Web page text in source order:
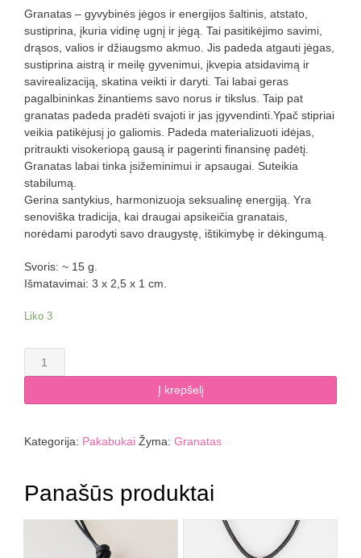
Granatas – gyvybinės jėgos ir energijos šaltinis, atstato,
sustiprina, įkuria vidinę ugnį ir jėgą. Tai pasitikėjimo savimi,
drąsos, valios ir džiaugsmo akmuo. Jis padeda atgauti jėgas,
sustiprina aistrą ir meilę gyvenimui, įkvepia atsidavimą ir
savirealizaciją, skatina veikti ir daryti. Tai labai geras
pagalbininkas žinantiems savo norus ir tikslus. Taip pat
granatas padeda pradėti svajoti ir jas įgyvendinti.Ypač stipriai
veikia patikėjusį jo galiomis. Padeda materializuoti idėjas,
pritraukti visokeriopą gausą ir pagerinti finansinę padėtį.
Granatas labai tinka įsižeminimui ir apsaugai. Suteikia
stabilumą.
Gerina santykius, harmonizuoja seksualinę energiją. Yra
senoviška tradicija, kai draugai apsikeičia granatais,
norėdami parodyti savo draugystę, ištikimybę ir dėkingumą.
Svoris: ~ 15 g.
Išmatavimai: 3 x 2,5 x 1 cm.
Liko 3
produkto
kiekis:
(piropo)
LAŠELIS
Į krepšelį
Kategorija: Pakabukai Žyma: Granatas
Panašūs produktai